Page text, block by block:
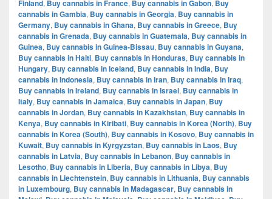
Finland, Buy cannabis in France, Buy cannabis in Gabon, Buy
cannabis in Gambia, Buy cannabis in Georgia, Buy cannabis in
Germany, Buy cannabis in Ghana, Buy cannabis in Greece, Buy
cannabis in Grenada, Buy cannabis in Guatemala, Buy cannabis in
Guinea, Buy cannabis in Guinea-Bissau, Buy cannabis in Guyana,
Buy cannabis in Haiti, Buy cannabis in Honduras, Buy cannabis in
Hungary, Buy cannabis in Iceland, Buy cannabis in India, Buy
cannabis in Indonesia, Buy cannabis in Iran, Buy cannabis in Iraq,
Buy cannabis in Ireland, Buy cannabis in Israel, Buy cannabis in
Italy, Buy cannabis in Jamaica, Buy cannabis in Japan, Buy
cannabis in Jordan, Buy cannabis in Kazakhstan, Buy cannabis in
Kenya, Buy cannabis in Kiribati, Buy cannabis in Korea (North), Buy
cannabis in Korea (South), Buy cannabis in Kosovo, Buy cannabis in
Kuwait, Buy cannabis in Kyrgyzstan, Buy cannabis in Laos, Buy
cannabis in Latvia, Buy cannabis in Lebanon, Buy cannabis in
Lesotho, Buy cannabis in Liberia, Buy cannabis in Libya, Buy
cannabis in Liechtenstein, Buy cannabis in Lithuania, Buy cannabis
in Luxembourg, Buy cannabis in Madagascar, Buy cannabis in